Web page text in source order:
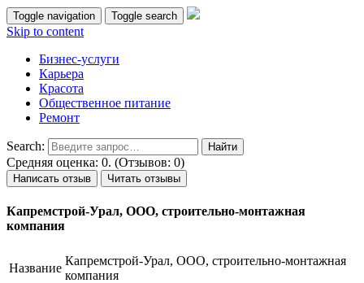
Toggle navigation Toggle search
Skip to content
Бизнес-услуги
Карьера
Красота
Общественное питание
Ремонт
Search:
Средняя оценка: 0. (Отзывов: 0)
Написать отзыв Читать отзывы
Капремстрой-Урал, ООО, строительно-монтажная
компания
Название
Капремстрой-Урал, ООО, строительно-монтажная
компания